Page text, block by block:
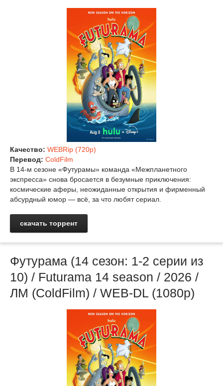
Качество: WEBRip (720p)
Перевод: ColdFilm
В 14‑м сезоне «Футурамы» команда «Межпланетного
экспресса» снова бросается в безумные приключения:
космические аферы, неожиданные открытия и фирменный
абсурдный юмор — всё, за что любят сериал.
скачать торрент
Футурама (14 сезон: 1-2 серии из
10) / Futurama 14 season / 2026 /
ЛМ (ColdFilm) / WEB-DL (1080р)